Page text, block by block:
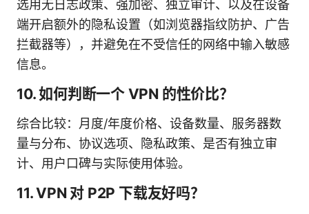
选用无日志政策、强加密、独立审计、以及在设备
端开启额外的隐私设置（如浏览器指纹防护、广告
拦截器等），并避免在不受信任的网络中输入敏感
信息。
10. 如何判断一个 VPN 的性价比？
综合比较：月度/年度价格、设备数量、服务器数
量与分布、协议选项、隐私政策、是否有独立审
计、用户口碑与实际使用体验。
11. VPN 对 P2P 下载友好吗？